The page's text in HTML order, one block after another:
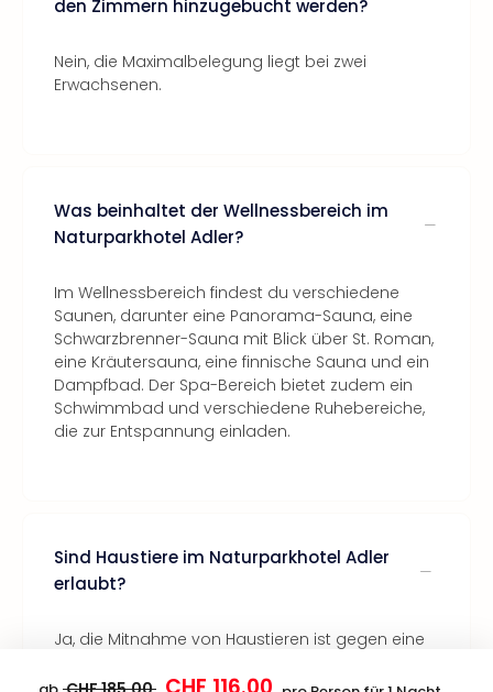
den Zimmern hinzugebucht werden?
Nein, die Maximalbelegung liegt bei zwei
Erwachsenen.
Was beinhaltet der Wellnessbereich im
Naturparkhotel Adler?
Im Wellnessbereich findest du verschiedene
Saunen, darunter eine Panorama-Sauna, eine
Schwarzbrenner-Sauna mit Blick über St. Roman,
eine Kräutersauna, eine finnische Sauna und ein
Dampfbad. Der Spa-Bereich bietet zudem ein
Schwimmbad und verschiedene Ruhebereiche,
die zur Entspannung einladen.
Sind Haustiere im Naturparkhotel Adler
erlaubt?
Ja, die Mitnahme von Haustieren ist gegen eine
zahlen).